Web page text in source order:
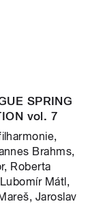
SPRING
vol. 7
Brahms,
Roberta
Mátl,
Jaroslav